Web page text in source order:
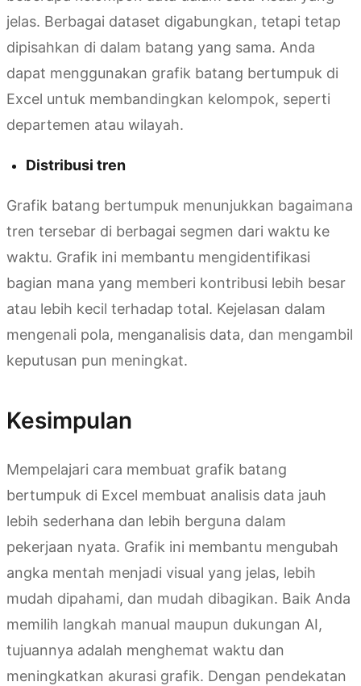
jelas. Berbagai dataset digabungkan, tetapi tetap
dipisahkan di dalam batang yang sama. Anda
dapat menggunakan grafik batang bertumpuk di
Excel untuk membandingkan kelompok, seperti
departemen atau wilayah.
Distribusi tren
Grafik batang bertumpuk menunjukkan bagaimana
tren tersebar di berbagai segmen dari waktu ke
waktu. Grafik ini membantu mengidentifikasi
bagian mana yang memberi kontribusi lebih besar
atau lebih kecil terhadap total. Kejelasan dalam
mengenali pola, menganalisis data, dan mengambil
keputusan pun meningkat.
Kesimpulan
Mempelajari cara membuat grafik batang
bertumpuk di Excel membuat analisis data jauh
lebih sederhana dan lebih berguna dalam
pekerjaan nyata. Grafik ini membantu mengubah
angka mentah menjadi visual yang jelas, lebih
mudah dipahami, dan mudah dibagikan. Baik Anda
memilih langkah manual maupun dukungan AI,
tujuannya adalah menghemat waktu dan
meningkatkan akurasi grafik. Dengan pendekatan